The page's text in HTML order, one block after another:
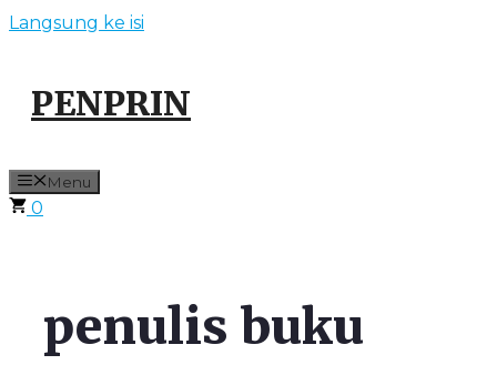
Langsung ke isi
PENPRIN
Menu
0
penulis buku